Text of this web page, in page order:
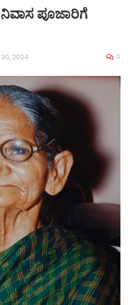
ಪೂಜಾರಿಗೆ
2024 0